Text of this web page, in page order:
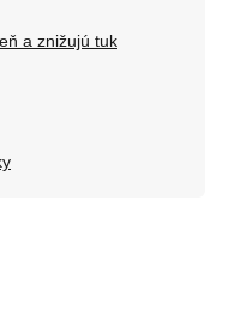
a znižujú tuk